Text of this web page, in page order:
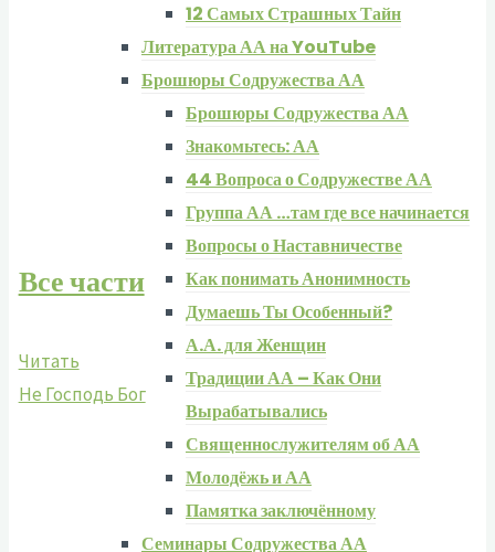
12 Самых Страшных Тайн
Литература АА на YouTube
Брошюры Содружества АА
Брошюры Содружества АА
Знакомьтесь: АА
44 Вопроса о Содружестве АА
Группа АА …там где все начинается
Вопросы о Наставничестве
Как понимать Анонимность
Думаешь Ты Особенный?
А.А. для Женщин
Традиции АА – Как Они
Вырабатывались
Священнослужителям об АА
Молодёжь и АА
Памятка заключённому
Семинары Содружества АА
Все части
Читать
Не Господь Бог